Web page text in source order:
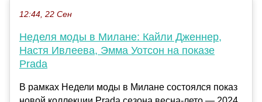
12:44, 22 Сен
Неделя моды в Милане: Кайли Дженнер,
Настя Ивлеева, Эмма Уотсон на показе
Prada
В рамках Недели моды в Милане состоялся показ